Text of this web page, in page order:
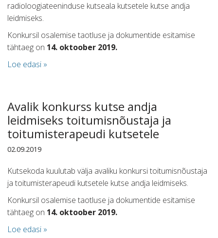
radioloogiateeninduse kutseala kutsetele kutse andja
leidmiseks.
Konkursil osalemise taotluse ja dokumentide esitamise
tähtaeg on 14. oktoober 2019.
Loe edasi »
Avalik konkurss kutse andja
leidmiseks toitumisnõustaja ja
toitumisterapeudi kutsetele
02.09.2019
Kutsekoda kuulutab välja avaliku konkursi toitumisnõustaja
ja toitumisterapeudi kutsetele kutse andja leidmiseks.
Konkursil osalemise taotluse ja dokumentide esitamise
tähtaeg on 14. oktoober 2019.
Loe edasi »